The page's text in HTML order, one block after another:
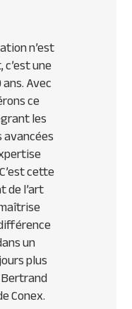
n’est
une
Avec
ce
les
cette
l’art
un
plus
Conex.